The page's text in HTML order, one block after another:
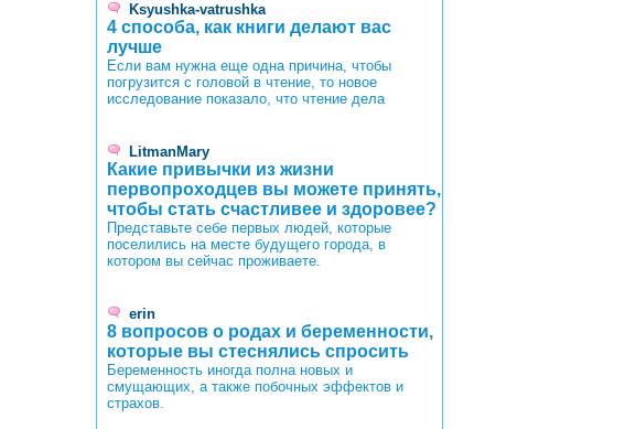
Ksyushka-vatrushka
4 способа, как книги делают вас
лучше
Если вам нужна еще одна причина, чтобы
погрузится с головой в чтение, то новое
исследование показало, что чтение дела
LitmanMary
Какие привычки из жизни
первопроходцев вы можете принять,
чтобы стать счастливее и здоровее?
Представьте себе первых людей, которые
поселились на месте будущего города, в
котором вы сейчас проживаете.
erin
8 вопросов о родах и беременности,
которые вы стеснялись спросить
Беременность иногда полна новых и
смущающих, а также побочных эффектов и
страхов.